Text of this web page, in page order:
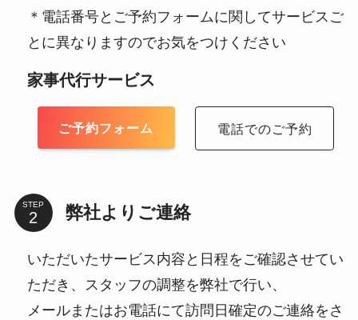
＊電話番号とご予約フォームに関してサービスご
とに異なりますのでお気をつけください
家事代行サービス
ご予約フォーム 電話でのご予約
STEP 弊社よりご連絡
いただいたサービス内容と日程をご確認させてい
ただき、スタッフの調整を弊社で行い、
メールまたはお電話にて訪問日確定のご連絡をさ